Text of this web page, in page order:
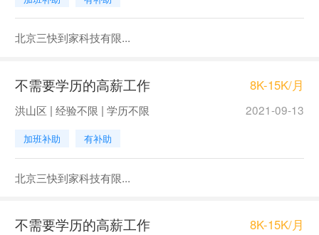
北京三快到家科技有限...
不需要学历的高薪工作 8K-15K/月
洪山区 | 经验不限 | 学历不限 2021-09-13
加班补助 有补助
北京三快到家科技有限...
不需要学历的高薪工作 8K-15K/月